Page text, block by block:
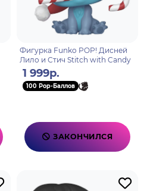
Фигурка Funko POP! Дисней
Лило и Стич Stitch with Candy
1 999р.
100 Pop-Баллов
ЗАКОНЧИЛСЯ